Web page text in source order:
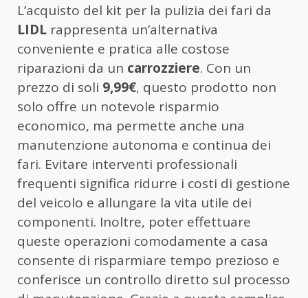
L’acquisto del kit per la pulizia dei fari da
LIDL rappresenta un’alternativa
conveniente e pratica alle costose
riparazioni da un carrozziere. Con un
prezzo di soli 9,99€, questo prodotto non
solo offre un notevole risparmio
economico, ma permette anche una
manutenzione autonoma e continua dei
fari. Evitare interventi professionali
frequenti significa ridurre i costi di gestione
del veicolo e allungare la vita utile dei
componenti. Inoltre, poter effettuare
queste operazioni comodamente a casa
consente di risparmiare tempo prezioso e
conferisce un controllo diretto sul processo